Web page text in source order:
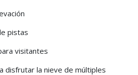
pistas
visitantes
disfrutar la nieve de múltiples